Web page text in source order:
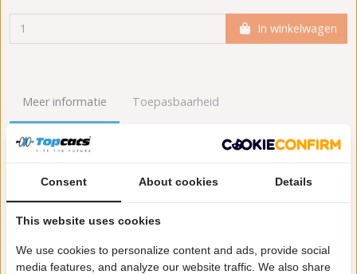
In winkelwagen
Meer informatie Toepasbaarheid
Origineel nummers
Garantie:2 jaar garantie
Materiaal:Keramiek
Enkel in combinatie met:FK90734
Product in orde:
Controleteken:E57-103R
Consent About cookies Details
This website uses cookies
We use cookies to personalize content and ads, provide social
media features, and analyze our website traffic. We also share